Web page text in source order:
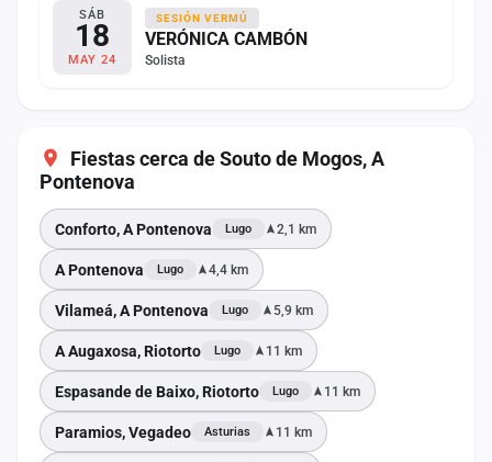
SÁB
18
MAY 24
SESIÓN VERMÚ
VERÓNICA CAMBÓN
Solista
Fiestas cerca de Souto de Mogos, A
Pontenova
Conforto, A Pontenova Lugo 2,1 km
A Pontenova Lugo 4,4 km
Vilameá, A Pontenova Lugo 5,9 km
A Augaxosa, Riotorto Lugo 11 km
Espasande de Baixo, Riotorto Lugo 11 km
Paramios, Vegadeo Asturias 11 km